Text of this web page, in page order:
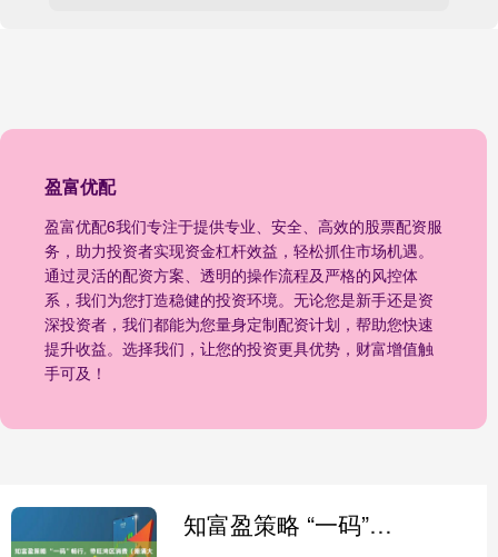
盈富优配
盈富优配6我们专注于提供专业、安全、高效的股票配资服
务，助力投资者实现资金杠杆效益，轻松抓住市场机遇。
通过灵活的配资方案、透明的操作流程及严格的风控体
系，我们为您打造稳健的投资环境。无论您是新手还是资
深投资者，我们都能为您量身定制配资计划，帮助您快速
提升收益。选择我们，让您的投资更具优势，财富增值触
手可及！
知富盈策略 “一码”畅行，带旺湾区消费（潮涌大湾区）